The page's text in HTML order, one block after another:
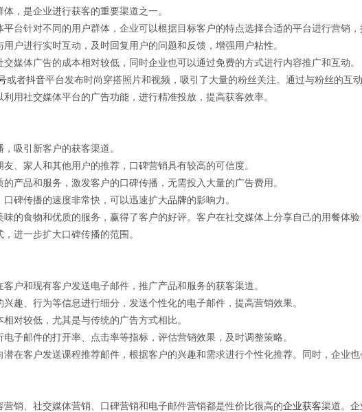
，是企业进行获客的重要渠道之一。
平台针对不同的用户群体，企业可以根据目标客户的特点选择合适的平台进行营销，
户进行实时互动，及时回复用户的问题和反馈，增强用户粘性。
媒体广告的成本相对较低，同时企业也可以通过免费的方式进行内容推广和互动。
或者抖音平台发布时尚穿搭照片和视频，吸引了大量的粉丝关注。通过与粉丝的互动
利用社交媒体平台的广告功能，进行精准投放，提高获客效率。
吸引新客户的获客渠道。
、家人和其他用户的推荐，口碑营销具有较高的可信度。
产品和服务，激发客户的口碑传播，无需投入大量的广告费用。
碑传播的速度非常快，可以迅速扩大品牌的影响力。
的食物和优质的服务，赢得了客户的好评。客户在社交媒体上分享自己的用餐体
进一步扩大口碑传播的范围。
户和现有客户发送电子邮件，推广产品和服务的获客渠道。
趣、行为等信息进行细分，发送个性化的电子邮件，提高营销效果。
对较低，尤其是与传统的广告方式相比。
子邮件的打开率、点击率等指标，评估营销效果，及时调整策略。
在客户发送课程推荐邮件，根据客户的兴趣和需求进行个性化推荐。同时，企业
营销、社交媒体营销、口碑营销和电子邮件营销都是性价比很高的企业获客渠道。